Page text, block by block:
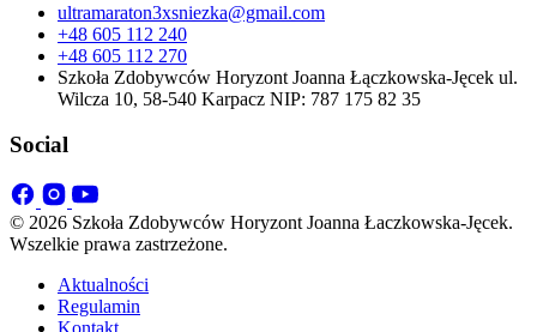
ultramaraton3xsniezka@gmail.com
+48 605 112 240
+48 605 112 270
Szkoła Zdobywców Horyzont Joanna Łączkowska-Jęcek ul.
Wilcza 10, 58-540 Karpacz NIP: 787 175 82 35
Social
© 2026 Szkoła Zdobywców Horyzont Joanna Łaczkowska-Jęcek.
Wszelkie prawa zastrzeżone.
Aktualności
Regulamin
Kontakt